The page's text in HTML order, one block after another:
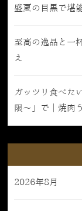
盛夏の目黒で堪
至高の逸品と一
え
ガッツリ食べた
限〜」で｜焼肉
2026年8月